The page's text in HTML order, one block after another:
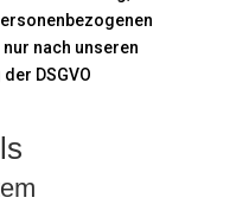
nach unseren
DSGVO